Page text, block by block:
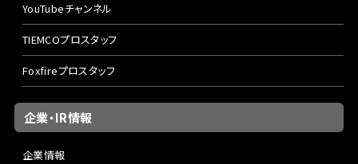
YouTubeチャンネル
TIEMCOプロスタッフ
Foxfireプロスタッフ
企業・IR情報
企業情報